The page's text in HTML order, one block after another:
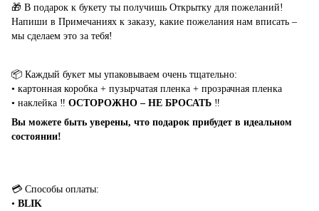
🎁 В подарок к букету ты получишь Открытку для пожеланий!
Напиши в Примечаниях к заказу, какие пожелания нам вписать –
мы сделаем это за тебя!
📦 Каждый букет мы упаковываем очень тщательно:
• картонная коробка + пузырчатая пленка + прозрачная пленка
• наклейка ‼️ ОСТОРОЖНО – НЕ БРОСАТЬ ‼️
Вы можете быть уверены, что подарок прибудет в идеальном
состоянии!
💳 Способы оплаты:
• BLIK